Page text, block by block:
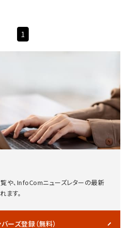
1
や、InfoComニューズレターの最新
ます。
ーズ登録（無料）